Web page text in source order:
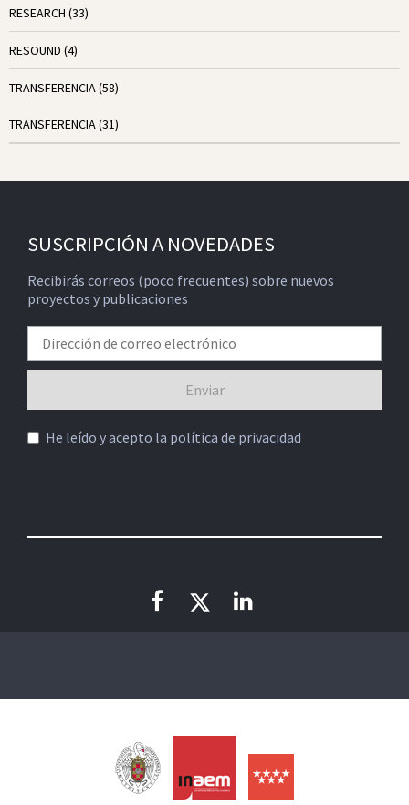
RESEARCH (33)
RESOUND (4)
TRANSFERENCIA(58)
TRANSFERENCIA(31)
SUSCRIPCIÓN A NOVEDADES
Recibirás correos (poco frecuentes) sobre nuevos
proyectos y publicaciones
He leído y acepto la política de privacidad